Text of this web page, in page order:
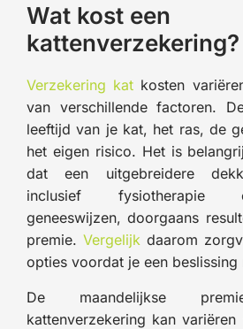
Wat kost een
kattenverzekering?
Verzekering kat kosten
van verschillende factoren.
leeftijd van je kat, het ras, de
het eigen risico. Het is
dat een uitgebreidere
inclusief fysiotherapie
geneeswijzen, doorgaans
premie. Vergelijk daarom
opties voordat je een beslissing
De maandelijkse
kattenverzekering kan